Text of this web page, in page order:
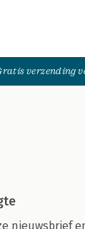
verzending
nieuwsbrief